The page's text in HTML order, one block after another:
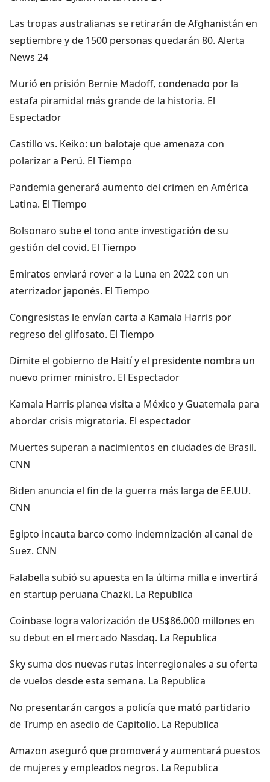
Las tropas australianas se retirarán de Afghanistán en
septiembre y de 1500 personas quedarán 80. Alerta
News 24
Murió en prisión Bernie Madoff, condenado por la
estafa piramidal más grande de la historia. El
Espectador
Castillo vs. Keiko: un balotaje que amenaza con
polarizar a Perú. El Tiempo
Pandemia generará aumento del crimen en América
Latina. El Tiempo
Bolsonaro sube el tono ante investigación de su
gestión del covid. El Tiempo
Emiratos enviará rover a la Luna en 2022 con un
aterrizador japonés. El Tiempo
Congresistas le envían carta a Kamala Harris por
regreso del glifosato. El Tiempo
Dimite el gobierno de Haití y el presidente nombra un
nuevo primer ministro. El Espectador
Kamala Harris planea visita a México y Guatemala para
abordar crisis migratoria. El espectador
Muertes superan a nacimientos en ciudades de Brasil.
CNN
Biden anuncia el fin de la guerra más larga de EE.UU.
CNN
Egipto incauta barco como indemnización al canal de
Suez. CNN
Falabella subió su apuesta en la última milla e invertirá
en startup peruana Chazki. La Republica
Coinbase logra valorización de US$86.000 millones en
su debut en el mercado Nasdaq. La Republica
Sky suma dos nuevas rutas interregionales a su oferta
de vuelos desde esta semana. La Republica
No presentarán cargos a policía que mató partidario
de Trump en asedio de Capitolio. La Republica
Amazon aseguró que promoverá y aumentará puestos
de mujeres y empleados negros. La Republica